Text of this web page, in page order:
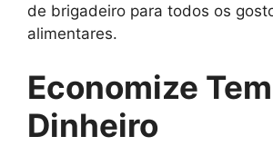
de brigadeiro para todos os
alimentares.
Economize
Dinheiro